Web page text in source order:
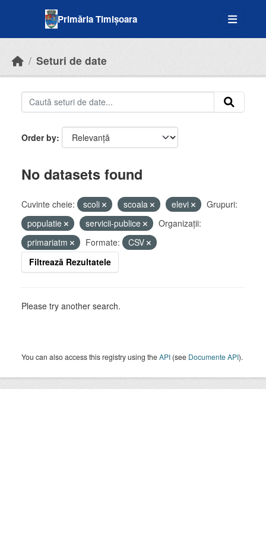
Primăria Timișoara
Seturi de date
Order by
No datasets found
Cuvinte cheie: scoli scoala elevi
Grupuri:
populatie
servicii-publice
Organizații:
primariatm
Formate:
CSV
Filtrează Rezultatele
Please try another search.
You can also access this registry using theAPI (see Documente API).